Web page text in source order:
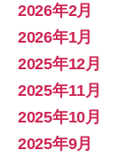
2026年2月
2026年1月
2025年12月
2025年11月
2025年10月
2025年9月